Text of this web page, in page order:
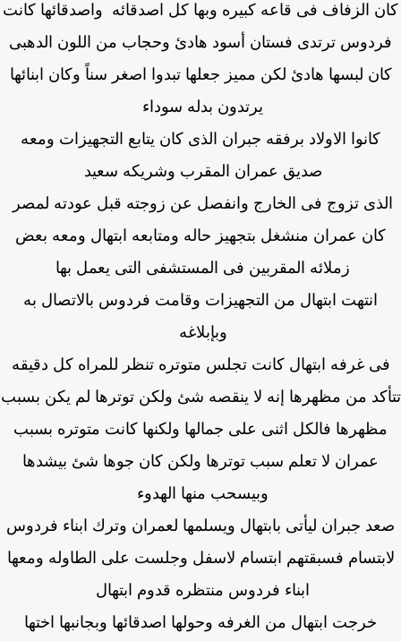
الزفاف فى قاعه كبيره وبها كل اصدقائه واصدقائها كانت
ترتدى فستان أسود هادئ وحجاب من اللون الدهبى
لبسها هادئ لكن مميز جعلها تبدوا اصغر سناً وكان ابنائها
يرتدون بدله سوداء
كانوا الاولاد برفقه جبران الذى كان يتابع التجهيزات ومعه
صديق عمران المقرب وشريكه سعيد
تزوج فى الخارج وانفصل عن زوجته قبل عودته لمصر
كان عمران منشغل بتجهيز حاله ومتابعه ابتهال ومعه بعض
زملائه المقربين فى المستشفى التى يعمل بها
انتهت ابتهال من التجهيزات وقامت فردوس بالاتصال به
وبإبلاغه
غرفه ابتهال كانت تجلس متوتره تنظر للمراه كل دقيقه
من مظهرها إنه لا ينقصه شئ ولكن توترها لم يكن بسبب
فالكل اثنى على جمالها ولكنها كانت متوتره بسبب
عمران لا تعلم سبب توترها ولكن كان جوها شئ بيشدها
وبيسحب منها الهدوء
جبران ليأتى بابتهال ويسلمها لعمران وترك ابناء فردوس
فسبقتهم ابتسام لاسفل وجلست على الطاوله ومعها
ابناء فردوس منتظره قدوم ابتهال
خرجت ابتهال من الغرفه وحولها اصدقائها وبجانبها اختها